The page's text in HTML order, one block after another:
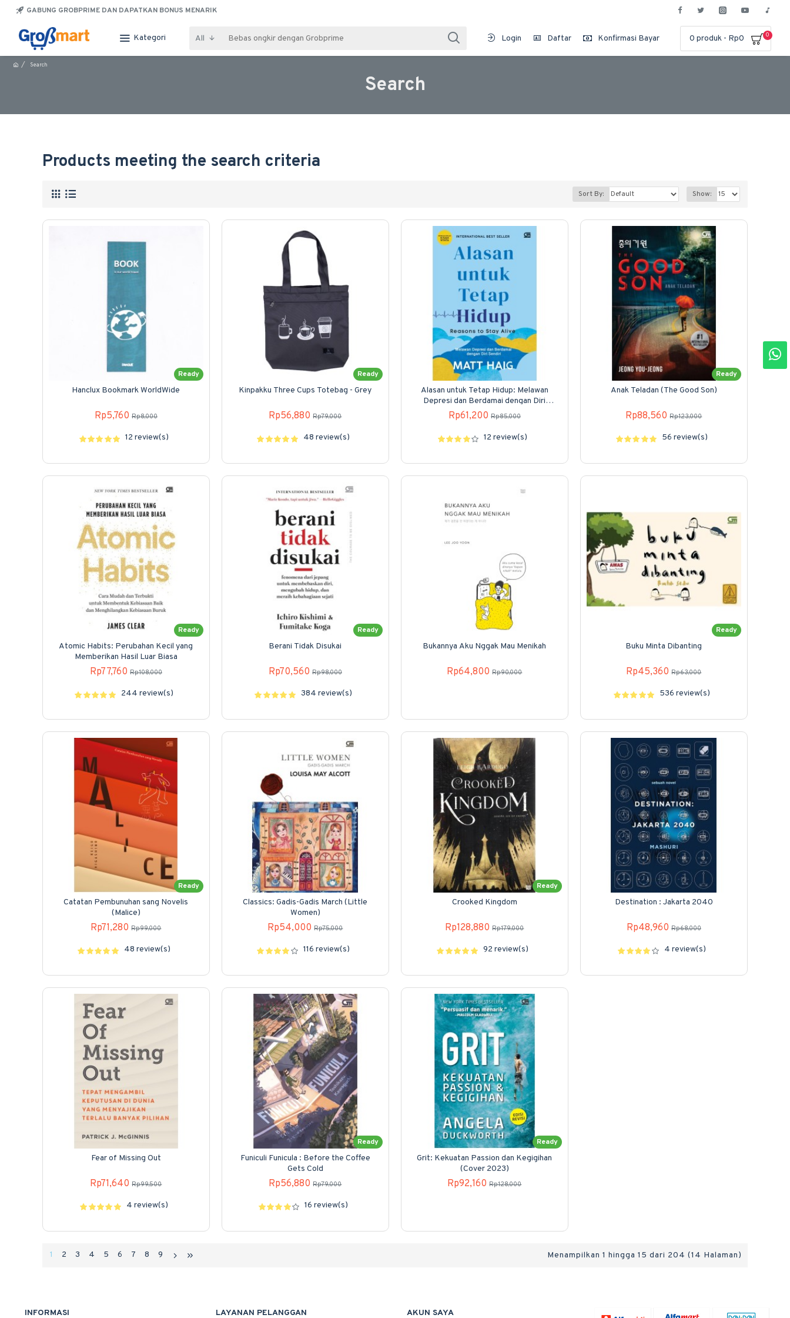
GABUNG GROBPRIME DAN DAPATKAN BONUS MENARIK
Kategori All Login Daftar Konfirmasi Bayar 0 produk - Rp0 0
Search
Search
Products meeting the search criteria
Sort By: Show:
Ready
Hanclux Bookmark WorldWide
Rp5,760 Rp8,000
12 review(s)
Ready
Kinpakku Three Cups Totebag - Grey
Rp56,880 Rp79,000
48 review(s)
Alasan untuk Tetap Hidup: Melawan
Depresi dan Berdamai dengan Diri
Sendiri
Rp61,200 Rp85,000
12 review(s)
Ready
Anak Teladan (The Good Son)
Rp88,560 Rp123,000
56 review(s)
Ready
Atomic Habits: Perubahan Kecil yang
Memberikan Hasil Luar Biasa
Rp77,760 Rp108,000
244 review(s)
Ready
Berani Tidak Disukai
Rp70,560 Rp98,000
384 review(s)
Bukannya Aku Nggak Mau Menikah
Rp64,800 Rp90,000
Ready
Buku Minta Dibanting
Rp45,360 Rp63,000
536 review(s)
Ready
Catatan Pembunuhan sang Novelis
(Malice)
Rp71,280 Rp99,000
48 review(s)
Classics: Gadis-Gadis March (Little
Women)
Rp54,000 Rp75,000
116 review(s)
Ready
Crooked Kingdom
Rp128,880 Rp179,000
92 review(s)
Destination : Jakarta 2040
Rp48,960 Rp68,000
4 review(s)
Fear of Missing Out
Rp71,640 Rp99,500
4 review(s)
Ready
Funiculi Funicula : Before the Coffee
Gets Cold
Rp56,880 Rp79,000
16 review(s)
Ready
Grit: Kekuatan Passion dan Kegigihan
(Cover 2023)
Rp92,160 Rp128,000
1 2 3 4 5 6 7 8 9 Menampilkan 1 hingga 15 dari 204 (14 Halaman)
INFORMASI LAYANAN PELANGGAN AKUN SAYA